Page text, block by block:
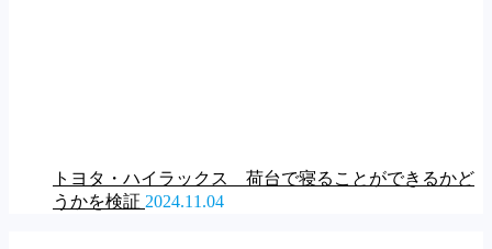
トヨタ・ハイラックス 荷台で寝ることができるかど
うかを検証 2024.11.04